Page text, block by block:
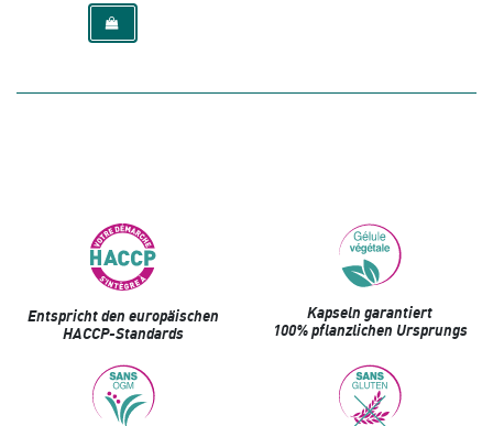
Entspricht den europäischen
HACCP-Standards
Kapseln garantiert
100% pflanzlichen Ursprungs